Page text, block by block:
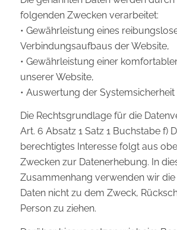
folgenden Zwecken verarbeitet:
• Gewährleistung eines
Verbindungsaufbaus der Website,
• Gewährleistung einer
unserer Website,
• Auswertung der
Die Rechtsgrundlage für die
Art. 6 Absatz 1 Satz 1 Buchstabe f)
berechtigtes Interesse folgt aus
Zwecken zur Datenerhebung. In
Zusammenhang verwenden wir
Daten nicht zu dem Zweck,
Person zu ziehen.